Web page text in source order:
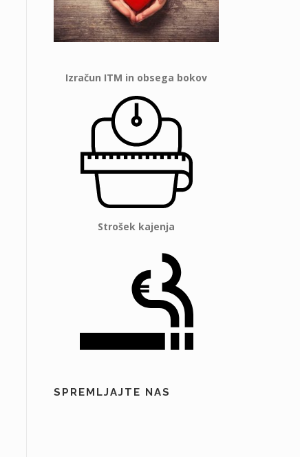
Izračun ITM in obsega bokov
Strošek kajenja
SPREMLJAJTE NAS